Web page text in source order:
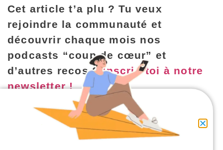
Cet article t’a plu ? Tu veux
rejoindre la communauté et
découvrir chaque mois nos
podcasts “coup de cœur” et
d’autres recos ?Inscris-toi à notre
newsletter !